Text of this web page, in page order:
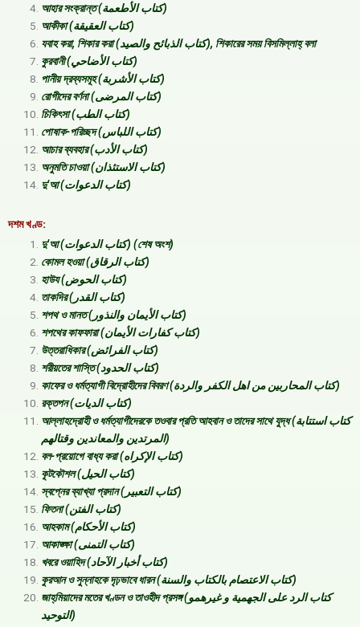
আহার সংক্রান্ত (كتاب الأطعمة)
আকীকা (كتاب العقيقة)
যবাহ করা, শিকার করা (كتاب الذبائح والصيد), শিকারের সময় বিসমিল্লাহ্‌ বলা
কুরবানী (كتاب الأضاحي)
পানীয় দ্রব্যসমূহ (كتاب الأشربة)
রোগীদের বর্ণনা (كتاب المرضى)
চিকিৎসা (كتاب الطب)
পোষাক-পরিচ্ছদ (كتاب اللباس)
আচার ব্যবহার (كتاب الأدب)
অনুমতি চাওয়া (كتاب الاستئذان)
দু’আ (كتاب الدعوات)
দশম খণ্ড:
দু’আ (كتاب الدعوات) (শেষ অংশ)
কোমল হওয়া (كتاب الرقاق)
হাউয (كتاب الحوض)
তাকদির (كتاب القدر)
শপথ ও মানত (كتاب الأيمان والنذور)
শপথের কাফফারা (كتاب كفارات الأيمان)
উত্তরাধিকার (كتاب الفرائض)
শরীয়তের শাস্তি (كتاب الحدود)
কাফের ও ধর্মত্যাগী বিদ্রোহীদের বিবরণ (كتاب المحاربين من اهل الكفر والردة)
রক্তপন (كتاب الديات)
আল্লাহদ্রোহী ও ধর্মত্যাগীদেরকে তওবার প্রতি আহবান ও তাদের সাথে যুদ্ধ (كتاب استتابة
المرتدين والمعاندين وقتالهم)
বল-প্রয়োগে বাধ্য করা (كتاب الإكراه)
কূটকৌশল (كتاب الحيل)
স্বপ্নের ব্যাখ্যা প্রদান (كتاب التعبير)
ফিতনা (كتاب الفتن)
আহকাম (كتاب الأحكام)
আকাঙ্ক্ষা (كتاب التمنى)
খবরে ওয়াহিদ (كتاب أخبار الآحاد)
কুরআন ও সুন্নাহকে দৃঢ়ভাবে ধারন (كتاب الاعتصام بالكتاب والسنة)
জাহ্‌মিয়াদের মতের খণ্ডন ও তাওহীদ প্রসঙ্গ (كتاب الرد على الجهمية و غيرهمو
التوحيد)